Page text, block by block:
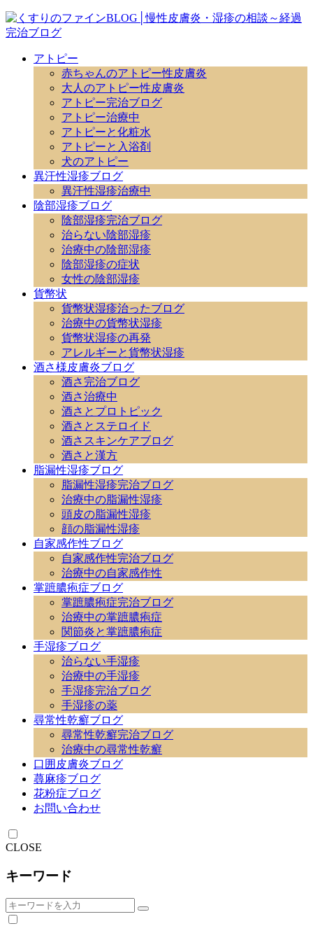
アトピー
赤ちゃんのアトピー性皮膚炎
大人のアトピー性皮膚炎
アトピー完治ブログ
アトピー治療中
アトピーと化粧水
アトピーと入浴剤
犬のアトピー
異汗性湿疹ブログ
異汗性湿疹治療中
陰部湿疹ブログ
陰部湿疹完治ブログ
治らない陰部湿疹
治療中の陰部湿疹
陰部湿疹の症状
女性の陰部湿疹
貨幣状
貨幣状湿疹治ったブログ
治療中の貨幣状湿疹
貨幣状湿疹の再発
アレルギーと貨幣状湿疹
酒さ様皮膚炎ブログ
酒さ完治ブログ
酒さ治療中
酒さとプロトピック
酒さとステロイド
酒さスキンケアブログ
酒さと漢方
脂漏性湿疹ブログ
脂漏性湿疹完治ブログ
治療中の脂漏性湿疹
頭皮の脂漏性湿疹
顔の脂漏性湿疹
自家感作性ブログ
自家感作性完治ブログ
治療中の自家感作性
掌蹠膿疱症ブログ
掌蹠膿疱症完治ブログ
治療中の掌蹠膿疱症
関節炎と掌蹠膿疱症
手湿疹ブログ
治らない手湿疹
治療中の手湿疹
手湿疹完治ブログ
手湿疹の薬
尋常性乾癬ブログ
尋常性乾癬完治ブログ
治療中の尋常性乾癬
口囲皮膚炎ブログ
蕁麻疹ブログ
花粉症ブログ
お問い合わせ
CLOSE
キーワード